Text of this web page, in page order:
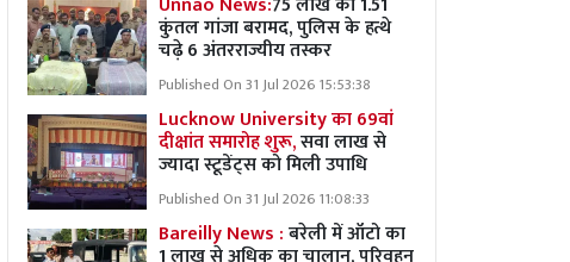
कुंतल गांजा बरामद, पुलिस के हत्थे
चढ़े 6 अंतरराज्यीय तस्कर
Published On 31 Jul 2026 15:53:38
Lucknow University का 69वां
दीक्षांत समारोह शुरू,सवा लाख से
ज्यादा स्टूडेंट्स को मिली उपाधि
Published On 31 Jul 2026 11:08:33
Bareilly News :बरेली में ऑटो का